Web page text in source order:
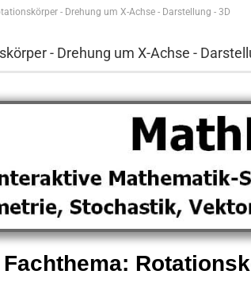
- Drehung um X-Achse - Darstellung - 3D
- Drehung um X-Achse -
Fachthema: